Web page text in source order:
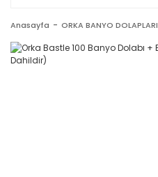
Anasayfa ORKA BANYO DOLAPLARI